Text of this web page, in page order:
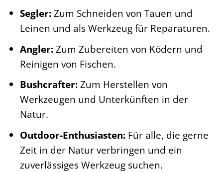
Segler:Zum Schneiden von Tauen und
Leinen und als Werkzeug für Reparaturen.
Angler:Zum Zubereiten von Ködern und
Reinigen von Fischen.
Bushcrafter:Zum Herstellen von
Werkzeugen und Unterkünften in der
Natur.
Outdoor-Enthusiasten:Für alle, die gerne
Zeit in der Natur verbringen und ein
zuverlässiges Werkzeug suchen.